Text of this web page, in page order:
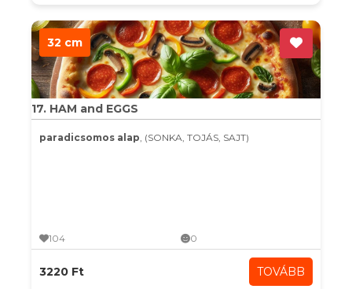
32 cm
17. HAM and EGGS
paradicsomos alap, (SONKA, TOJÁS, SAJT)
104 0
3220 Ft TOVÁBB